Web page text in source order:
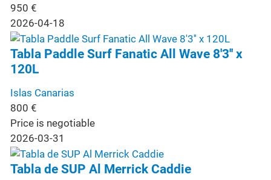
950 €
2026-04-18
Tabla Paddle Surf Fanatic All Wave 8'3'' x
120L
Islas Canarias
800 €
Price is negotiable
2026-03-31
Tabla de SUP Al Merrick Caddie